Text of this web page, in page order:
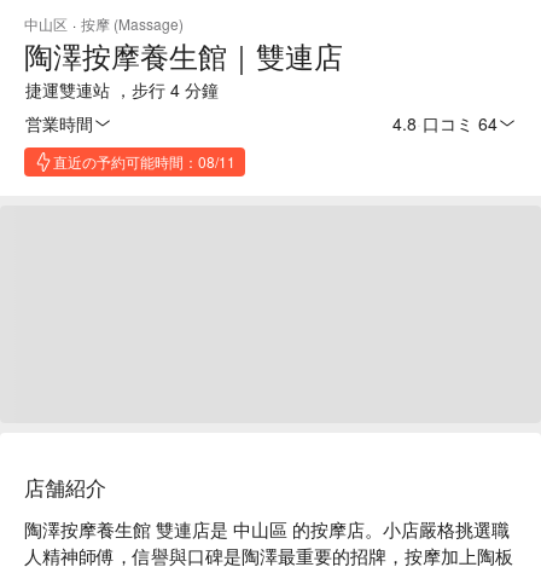
中山区 · 按摩 (Massage)
陶澤按摩養生館｜雙連店
捷運雙連站 ，步行 4 分鐘
営業時間
4.8 口コミ 64
直近の予約可能時間：08/11
店舗紹介
陶澤按摩養生館 雙連店是 中山區 的按摩店。小店嚴格挑選職
人精神師傅，信譽與口碑是陶澤最重要的招牌，按摩加上陶板